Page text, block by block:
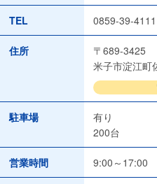
TEL 0859-39-4111
住所
〒689-3425
米子市淀江町
駐車場
有り
200台
営業時間 9:00～17:00